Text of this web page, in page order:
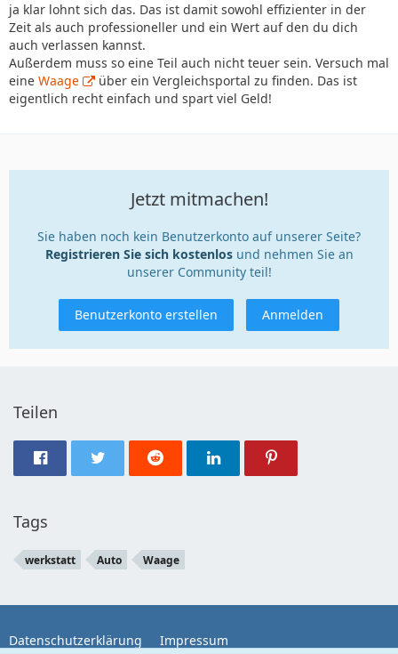
ja klar lohnt sich das. Das ist damit sowohl effizienter in der
Zeit als auch professioneller und ein Wert auf den du dich
auch verlassen kannst.
Außerdem muss so eine Teil auch nicht teuer sein. Versuch mal
eine Waage
über ein Vergleichsportal zu finden. Das ist
eigentlich recht einfach und spart viel Geld!
Jetzt mitmachen!
Sie haben noch kein Benutzerkonto auf unserer Seite?
Registrieren Sie sich kostenlosund nehmen Sie an
unserer Community teil!
Benutzerkonto erstellen Anmelden
Teilen
Tags
werkstatt Auto Waage
Datenschutzerklärung Impressum